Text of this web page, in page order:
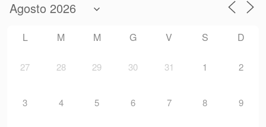
L M M G V S D
27 28 29 30 31 1 2
3 4 5 6 7 8 9